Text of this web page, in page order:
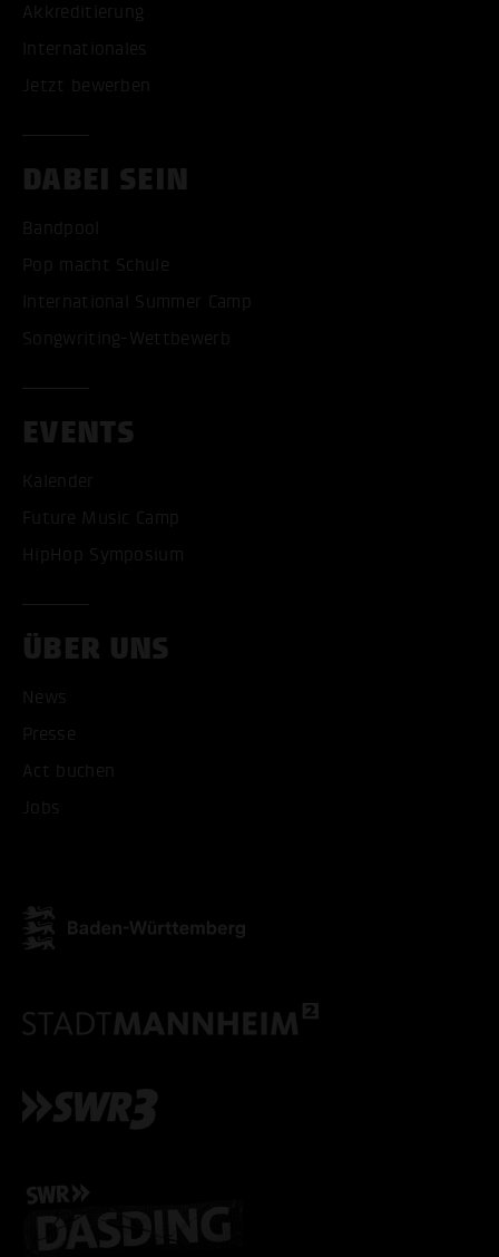
Akkreditierung
Internationales
Jetzt bewerben
DABEI SEIN
Bandpool
Pop macht Schule
International Summer Camp
Songwriting-Wettbewerb
EVENTS
Kalender
Future Music Camp
HipHop Symposium
ÜBER UNS
News
Presse
Act buchen
Jobs